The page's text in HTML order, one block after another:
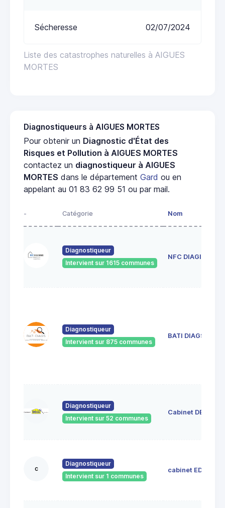
Liste des catastrophes naturelles à AIGUES
MORTES
Sécheresse 02/07/2024
Diagnostiqueurs à AIGUES MORTES
Pour obtenir un Diagnostic d'État des
Risques et Pollution à AIGUES MORTES
contactez un diagnostiqueur à AIGUES
MORTES dans le département Gard ou en
appelant au 01 83 62 99 51 ou par mail.
- Catégorie Nom
Diagnostiqueur
Intervient sur 1615 communes
NFC DIAGIMMO
Diagnostiqueur
Intervient sur 875 communes
BATI DIAGS
Diagnostiqueur
Intervient sur 52 communes
Cabinet DECI
c
Diagnostiqueur
Intervient sur 1 communes
cabinet EDIL